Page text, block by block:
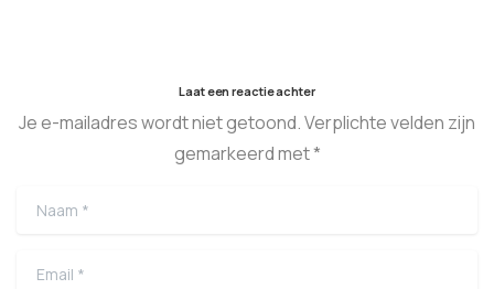
Laat een reactie achter
Je e-mailadres wordt niet getoond. Verplichte velden zijn
gemarkeerd met *
Naam
Email